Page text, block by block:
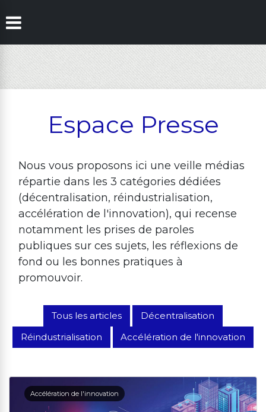
Espace Presse
Nous vous proposons ici une veille médias
répartie dans les 3 catégories dédiées
(décentralisation, réindustrialisation,
accélération de l'innovation), qui recense
notamment les prises de paroles
publiques sur ces sujets, les réflexions de
fond ou les bonnes pratiques à
promouvoir.
Tous les articles
Décentralisation
Réindustrialisation
Accélération de l'innovation
Accélération de l'innovation